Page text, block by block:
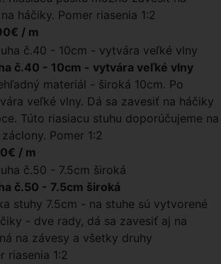
háčiky. Pomer riasenia 1:2
/ m
č.40 - 10cm - vytvára veľké vlny
materiál - široká 10cm. Po
veľké vlny. Dá sa zavesiť na háčiky
Túto riasiacu stuhu doporúčujeme na
Pomer 1:2
/ m
č.50 - 7.5cm široká
stuhy 7.5cm - na stuhe sú vytvorené
- dve rady, dá sa zavesiť aj na
na závesy a všetky druhy
riasenia 1:2